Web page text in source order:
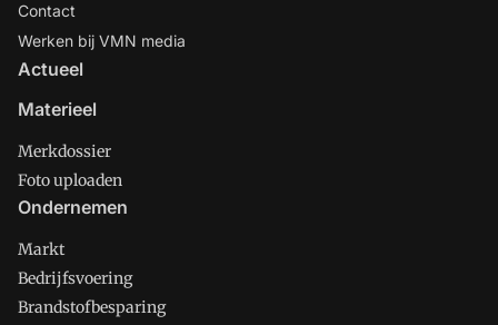
Contact
Werken bij VMN media
Actueel
Materieel
Merkdossier
Foto uploaden
Ondernemen
Markt
Bedrijfsvoering
Brandstofbesparing